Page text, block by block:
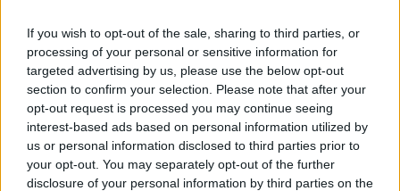
If you wish to opt-out of the sale, sharing to third parties, or
processing of your personal or sensitive information for
targeted advertising by us, please use the below opt-out
section to confirm your selection. Please note that after your
opt-out request is processed you may continue seeing
interest-based ads based on personal information utilized by
us or personal information disclosed to third parties prior to
your opt-out. You may separately opt-out of the further
disclosure of your personal information by third parties on the
Hozzászólások